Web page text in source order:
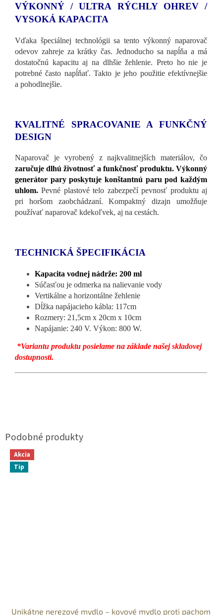
VÝKONNÝ / ULTRA RÝCHLY OHREV /
VYSOKÁ KAPACITA
Vďaka špeciálnej technológii sa tento výkonný naparovač
odevov zahreje za krátky čas. Jednoducho sa napĺňa a má
dostatočnú kapacitu aj na dlhšie žehlenie. Preto ho nie je
potrebné často napĺňať. Takto je jeho použitie efektívnejšie
a pohodlnejšie.
KVALITNÉ SPRACOVANIE A FUNKČNÝ
DESIGN
Naparovač je vyrobený z najkvalitnejších materiálov, čo
zaručuje dlhú životnosť a funkčnosť produktu. Výkonný
generátor pary poskytuje konštantnú paru pod každým
uhlom. Pevné plastové telo zabezpečí pevnosť produktu aj
pri horšom zaobchádzaní. Kompaktný dizajn umožňuje
používať naparovač kdekoľvek, aj na cestách.
TECHNICKÁ ŠPECIFIKÁCIA
Kapacita vodnej nádrže: 200 ml
Súčasťou je odmerka na nalievanie vody
Vertikálne a horizontálne žehlenie
Dĺžka napájacieho kábla: 117cm
Rozmery: 21,5cm x 20cm x 10cm
Napájanie: 240 V. Výkon: 800 W.
*Variantu produktu posielame na základe našej skladovej
dostupnosti.
Akcia
Tip
Unikátne nerezové mydlo – kovové mydlo proti pachom